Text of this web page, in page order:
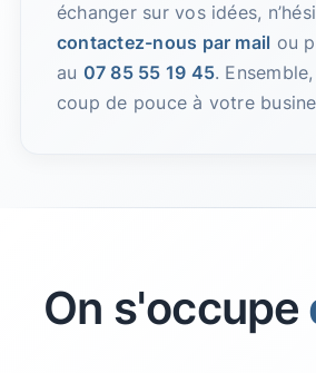
échanger sur vos idées,
contactez-nous par mail ou
au 07 85 55 19 45.
coup de pouce à votre
On s'occupe